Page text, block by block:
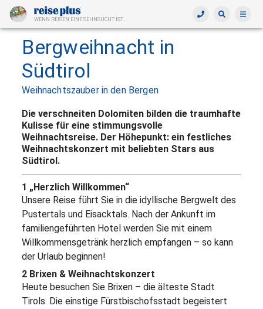
WENN REISEN EINE SEHNSUCHT IST...
Bergweihnacht in
Südtirol
Weihnachtszauber in den Bergen
Die verschneiten Dolomiten bilden die traumhafte
Kulisse für eine stimmungsvolle
Weihnachtsreise. Der Höhepunkt: ein festliches
Weihnachtskonzert mit beliebten Stars aus
Südtirol.
1 „Herzlich Willkommen“
Unsere Reise führt Sie in die idyllische Bergwelt des
Pustertals und Eisacktals. Nach der Ankunft im
familiengeführten Hotel werden Sie mit einem
Willkommensgetränk herzlich empfangen – so kann
der Urlaub beginnen!
2 Brixen & Weihnachtskonzert
Heute besuchen Sie Brixen – die älteste Stadt
Tirols. Die einstige Fürstbischofsstadt begeistert